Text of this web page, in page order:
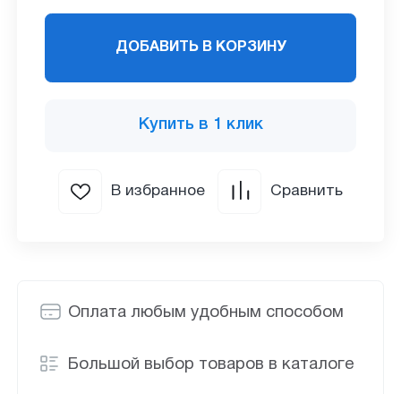
Оплата любым удобным способом
Большой выбор товаров в каталоге
ДОБАВИТЬ В КОРЗИНУ
Купить в 1 клик
В избранное Сравнить